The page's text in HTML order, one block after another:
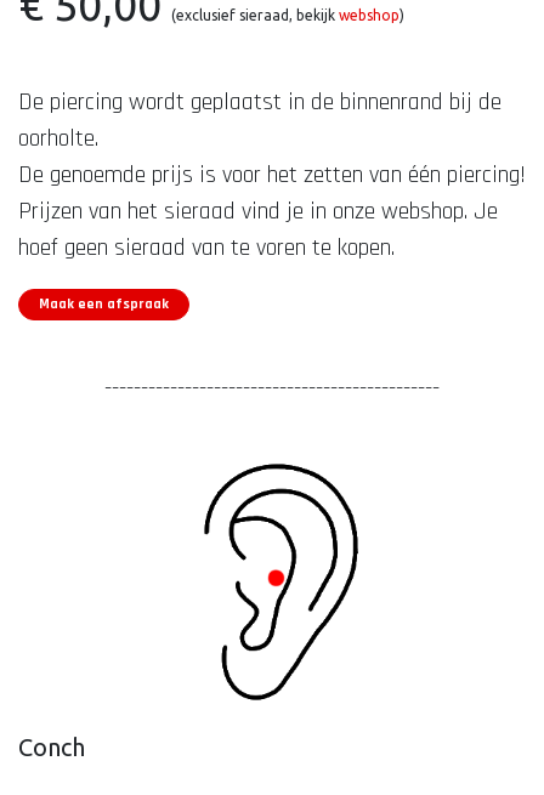
(exclusief sieraad, bekijk webshop)
De piercing wordt geplaatst in de binnenrand bij de
oorholte.
De genoemde prijs is voor het zetten van één piercing!
Prijzen van het sieraad vind je in onze webshop. Je
hoef geen sieraad van te voren te kopen.
Maak een afspraak
----------------------------------------------
Conch